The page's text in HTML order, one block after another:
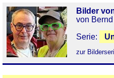
Bilder
von
Serie:
zur